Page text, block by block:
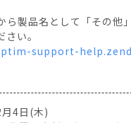
ら製品名として「その
い。
support-
4日(木)